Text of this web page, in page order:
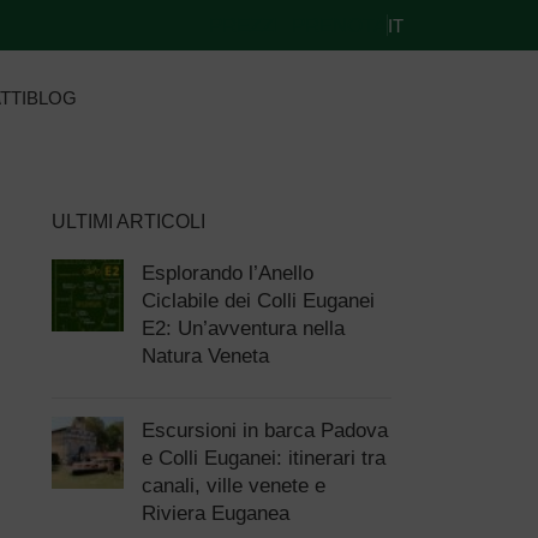
IT
BLOG
ULTIMI ARTICOLI
Esplorando l’Anello
Ciclabile dei Colli Euganei
E2: Un’avventura nella
Natura Veneta
Escursioni in barca Padova
e Colli Euganei: itinerari tra
canali, ville venete e
Riviera Euganea